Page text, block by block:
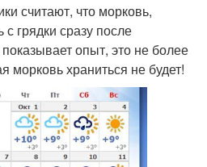
считают, что морковь,
грядки сразу после
опыт, это не более
храниться не будет!